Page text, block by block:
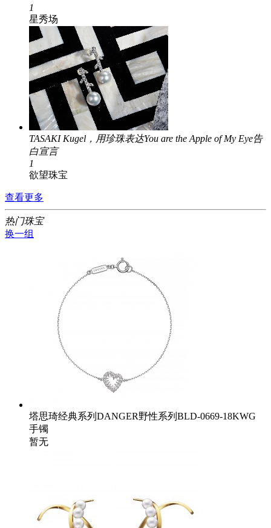
1
星秀场
TASAKI Kugel，用珍珠表达You are the Apple of My Eye告
白宣言
1
欲望珠宝
查看更多
热门珠宝
换一组
塔思琦经典系列DANGER野性系列BLD-0669-18KWG
手镯
暂无